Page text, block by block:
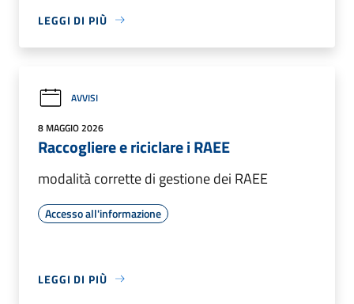
LEGGI DI PIÙ
AVVISI
8 MAGGIO 2026
Raccogliere e riciclare i RAEE
modalità corrette di gestione dei RAEE
Accesso all'informazione
LEGGI DI PIÙ